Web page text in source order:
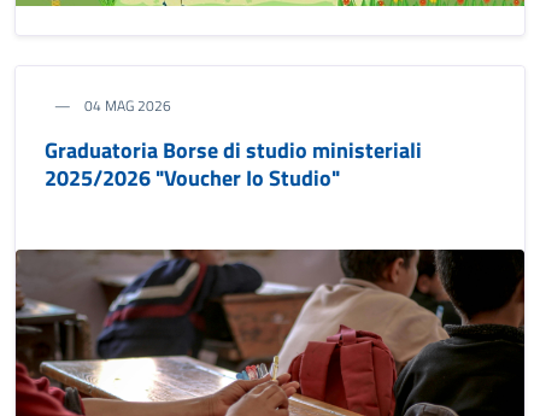
04 MAG 2026
Graduatoria Borse di studio ministeriali
2025/2026 "Voucher Io Studio"